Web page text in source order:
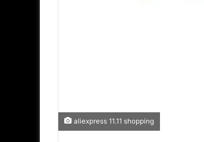
aliexpress 11.11 shopping